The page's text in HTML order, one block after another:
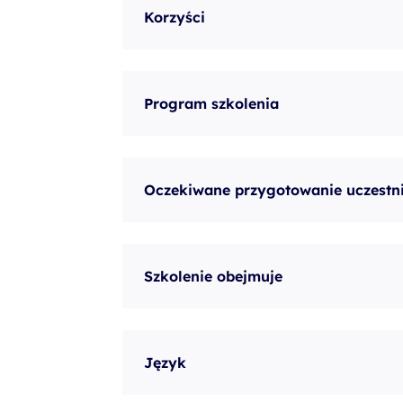
Korzyści
Program szkolenia
Oczekiwane przygotowanie
Szkolenie obejmuje
Język